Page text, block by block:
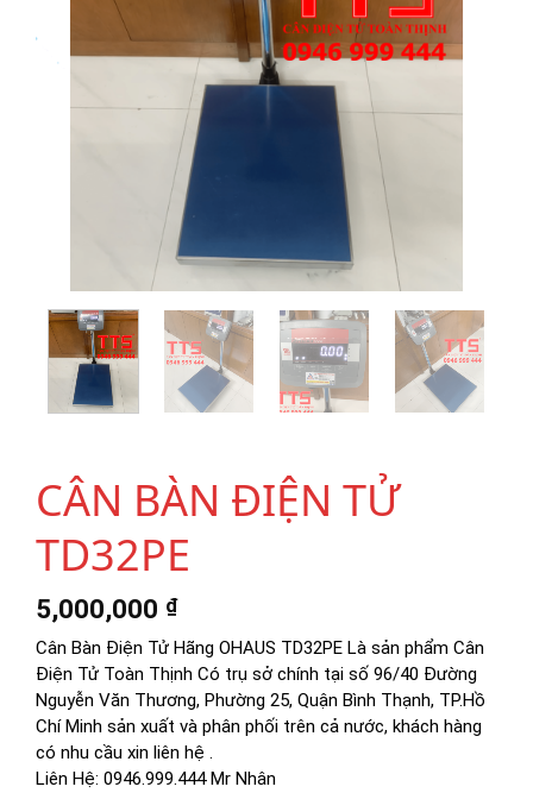
CÂN BÀN ĐIỆN TỬ
TD32PE
5,000,000 ₫
Cân Bàn Điện Tử Hãng OHAUS TD32PE Là sản phẩm Cân
Điện Tử Toàn Thịnh Có trụ sở chính tại số 96/40 Đường
Nguyễn Văn Thương, Phường 25, Quận Bình Thạnh, TP.Hồ
Chí Minh sản xuất và phân phối trên cả nước, khách hàng
có nhu cầu xin liên hệ .
Liên Hệ: 0946.999.444 Mr Nhân